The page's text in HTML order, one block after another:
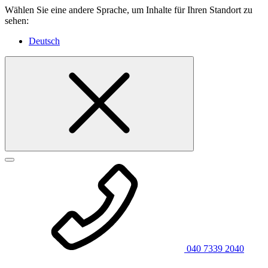
Wählen Sie eine andere Sprache, um Inhalte für Ihren Standort zu
sehen:
Deutsch
040 7339 2040